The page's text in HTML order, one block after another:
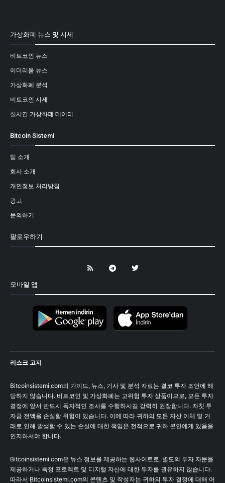
가상화폐 뉴스 및 시세
비트코인 뉴스
이더리움 뉴스
가상화폐 분석
비트코인 시세
실시간 가상화폐 데이터
Bitcoin Sistemi
팀 소개
회사 소개
개인정보 처리방침
광고
문의하기
팔로우하기
모바일 앱
리스크 고지
Bitcoinsistemi.com의 가이드, 뉴스, 기사 및 분석 자료는 결코 투자 조언에 해
당하지 않습니다. 비트코인 및 가상화폐는 고위험 투자 상품이므로, 모든 투자
결정에 앞서 반드시 독자적인 조사를 수행하시길 강력히 권장합니다. 자칫 투
자금 전액을 손실할 위험이 있습니다. 이에 따라 귀하의 모든 자산 이체 및 거
래로 인해 발생할 수 있는 손실에 대한 책임은 전적으로 귀하 본인에게 있음을
인지하셔야 합니다.
Bitcoinsistemi.com은 뉴스 정보를 제공하는 웹사이트로, 별도의 투자 자문을
제공하거나 특정 프로젝트 및 디지털 자산에 대한 투자를 권유하지 않습니다.
따라서 Bitcoinsistemi.com의 콘텐츠 및 작성자는 귀하의 투자 결정에 대해 어